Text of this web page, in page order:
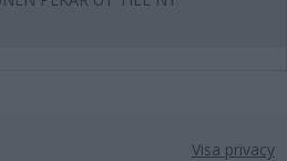
Visa privacy